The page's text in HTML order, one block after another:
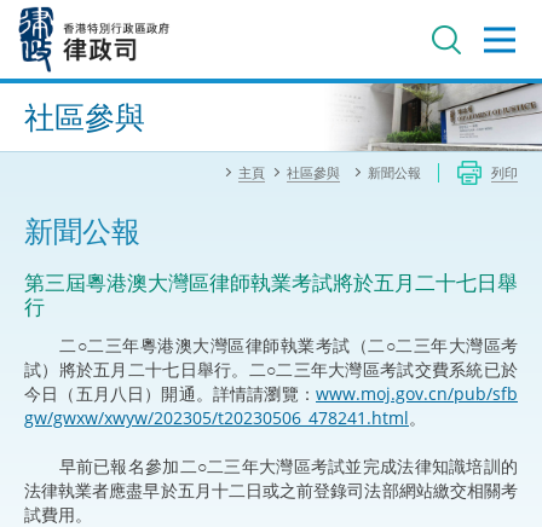
內
進階搜尋
社區參與
主頁 社區參與 新聞公報 列印
新聞公報
第三屆粵港澳大灣區律師執業考試將於五月二十七日舉
行
二○二三年粵港澳大灣區律師執業考試（二○二三年大灣區考
試）將於五月二十七日舉行。二○二三年大灣區考試交費系統已於
今日（五月八日）開通。詳情請瀏覽： www.moj.gov.cn/pub/sfb
gw/gwxw/xwyw/202305/t20230506_478241.html。
早前已報名參加二○二三年大灣區考試並完成法律知識培訓的
法律執業者應盡早於五月十二日或之前登錄司法部網站繳交相關考
試費用。